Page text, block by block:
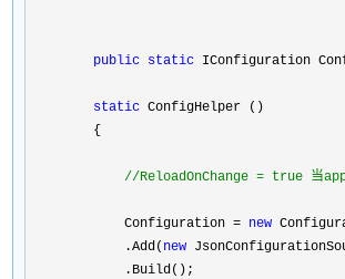
public static IConfiguration
static ConfigHelper ()
        {
//ReloadOnChange = true
            Configuration
= new
            .Add(
new
            .Build();